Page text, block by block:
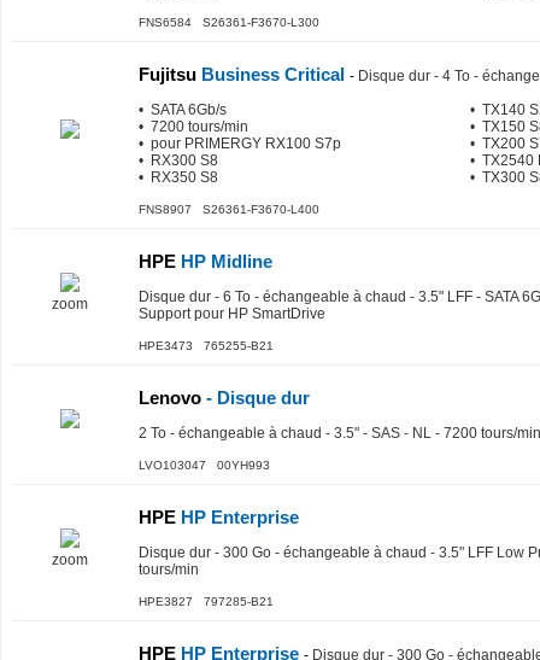
FNS6584 S26361-F3670-L300
Fujitsu Business Critical - Disque dur - 4 To -
• SATA 6Gb/s
• 7200 tours/min
• pour PRIMERGY RX100 S7p
• RX300 S8
• RX350 S8
• TX140
• TX150
• TX200
• TX2540
• TX300
FNS8907 S26361-F3670-L400
zoom
HPE HP Midline
Disque dur - 6 To - échangeable à chaud - 3.5" LFF - SATA
Support pour HP SmartDrive
HPE3473 765255-B21
Lenovo - Disque dur
2 To - échangeable à chaud - 3.5" - SAS - NL - 7200 tours/
LVO103047 00YH993
zoom
HPE HP Enterprise
Disque dur - 300 Go - échangeable à chaud - 3.5" LFF Low
tours/min
HPE3827 797285-B21
HPE HP Enterprise - Disque dur - 300 Go -